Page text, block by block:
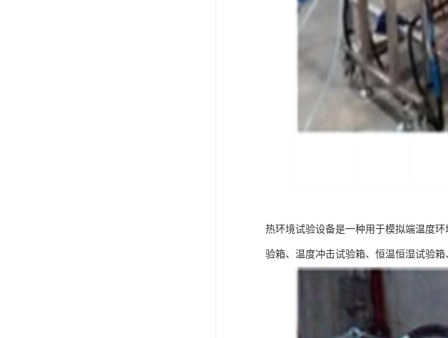
热环境试验设备是一种用于模拟端温度
验箱、温度冲击试验箱、恒温恒湿试验箱